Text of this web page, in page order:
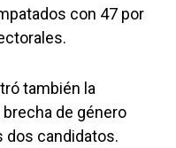
con 47 por
también la
de género
dos candidatos.